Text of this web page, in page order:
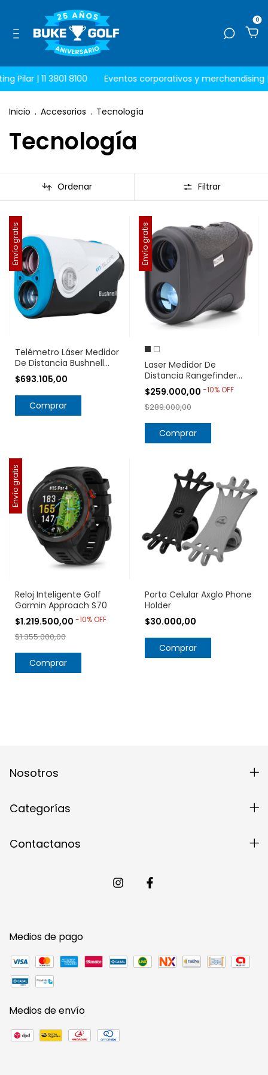
0
Pilar | 11 3801 8100 Eventos corporativos y merchandising |
Inicio . Accesorios . Tecnología
Tecnología
Ordenar Filtrar
Envío gratis
Telémetro Láser Medidor
De Distancia Bushnell
Golf A1-Slope
$693.105,00
Envío gratis
Laser Medidor De
Distancia Rangefinder
Velocidad Metro Km Golf
Arqueria
$259.000,00 -10%OFF
$289.000,00
Comprar
Envío gratis
Reloj Inteligente Golf
Garmin Approach S70
$1.219.500,00 -10%OFF
$1.355.000,00
Comprar
Porta Celular Axglo Phone
Holder
$30.000,00
Nosotros
Categorías
Contactanos
Medios de pago
Medios de envío